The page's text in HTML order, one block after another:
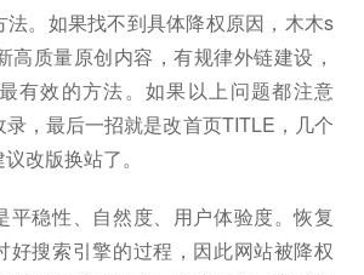
法。如果找不到具体降权原因，木木s
高质量原创内容，有规律外链建设，
有效的方法。如果以上问题都注意
，最后一招就是改首页TITLE，几个
改版换站了。
平稳性、自然度、用户体验度。恢复
好搜索引擎的过程，因此网站被降权